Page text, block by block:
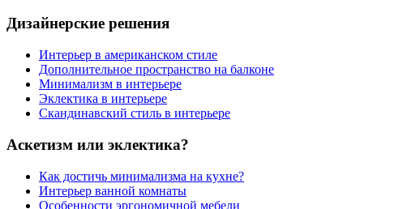
Дизайнерские решения
Интерьер в американском стиле
Дополнительное пространство на балконе
Минимализм в интерьере
Эклектика в интерьере
Скандинавский стиль в интерьере
Аскетизм или эклектика?
Как достичь минимализма на кухне?
Интерьер ванной комнаты
Особенности эргономичной мебели